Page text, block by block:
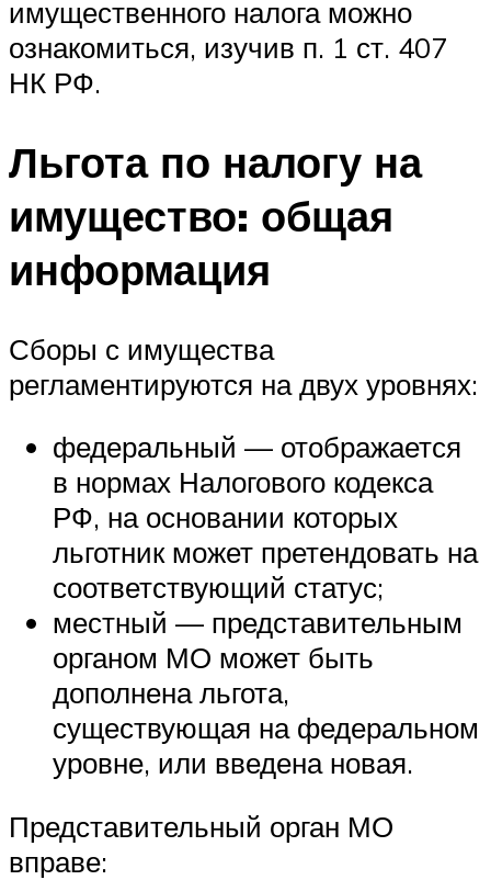
имущественного налога можно
ознакомиться, изучив п. 1 ст. 407
НК РФ.
Льгота по налогу на
имущество: общая
информация
Сборы с имущества
регламентируются на двух уровнях:
федеральный — отображается
в нормах Налогового кодекса
РФ, на основании которых
льготник может претендовать на
соответствующий статус;
местный — представительным
органом МО может быть
дополнена льгота,
существующая на федеральном
уровне, или введена новая.
Представительный орган МО
вправе: